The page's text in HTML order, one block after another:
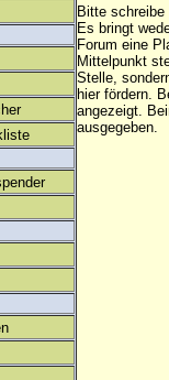
Bitte
Es bringt
Forum eine
Mittelpunkt
Stelle,
hier fördern.
angezeigt.
ausgegeben.